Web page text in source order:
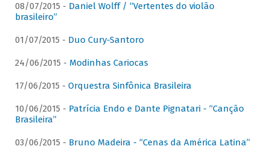
08/07/2015 - Daniel Wolff / “Vertentes do violão
brasileiro”
01/07/2015 - Duo Cury-Santoro
24/06/2015 - Modinhas Cariocas
17/06/2015 - Orquestra Sinfônica Brasileira
10/06/2015 - Patrícia Endo e Dante Pignatari - “Canção
Brasileira”
03/06/2015 - Bruno Madeira - “Cenas da América Latina”